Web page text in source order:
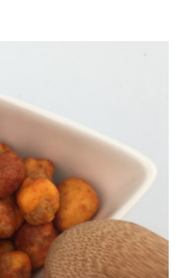
ফয়েল প্যাক
রঙ